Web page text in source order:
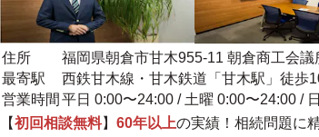
住所
福岡県朝倉市甘木955-11 朝倉商工会議
最寄駅
西鉄甘木線・甘木鉄道「甘木駅」徒歩
営業時間 平日 0:00〜24:00 / 土曜 0:00〜24:00 /
【初回相談無料】 60年以上の実績！相続問題に